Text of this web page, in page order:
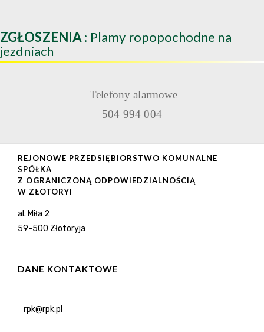
ZGŁOSZENIA : Plamy ropopochodne na
jezdniach
Telefony alarmowe
504 994 004
REJONOWE PRZEDSIĘBIORSTWO KOMUNALNE
SPÓŁKA
Z OGRANICZONĄ ODPOWIEDZIALNOŚCIĄ
W ZŁOTORYI
al. Miła 2
59-500 Złotoryja
DANE KONTAKTOWE
rpk@rpk.pl